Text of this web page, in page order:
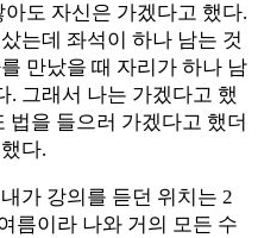
도 자신은 가겠다고 했다.
는데 좌석이 하나 남는 것
만났을 때 자리가 하나 남
. 그래서 나는 가겠다고 했
법을 들으러 가겠다고 했더
다.
가 강의를 듣던 위치는 2
름이라 나와 거의 모든 수